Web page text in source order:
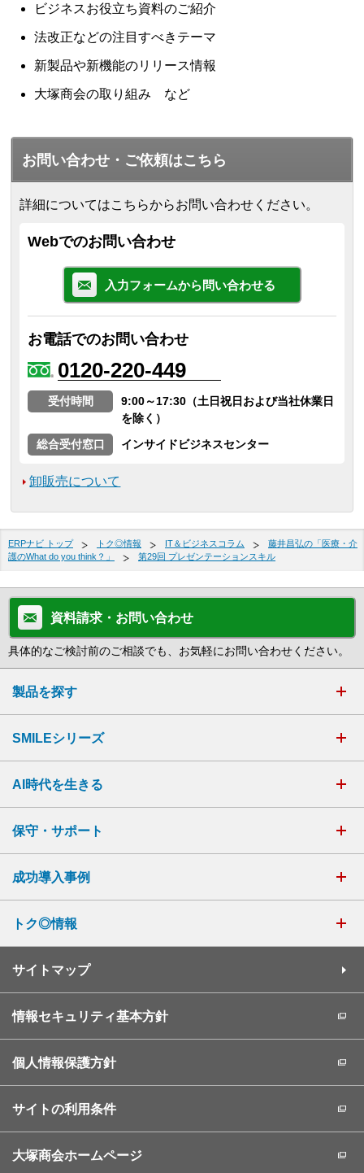
ビジネスお役立ち資料のご紹介
法改正などの注目すべきテーマ
新製品や新機能のリリース情報
大塚商会の取り組み など
お問い合わせ・ご依頼はこちら
詳細についてはこちらからお問い合わせください。
Webでのお問い合わせ
入力フォームから問い合わせる
お電話でのお問い合わせ
0120-220-449
受付時間
9:00～17:30（土日祝日および当社休業日
を除く）
総合受付窓口
インサイドビジネスセンター
卸販売について
ERPナビ トップ トク◎情報 IT＆ビジネスコラム
藤井昌弘の「医療・介
護のWhat do you think？」
第29回 プレゼンテーションスキル
資料請求・お問い合わせ
具体的なご検討前のご相談でも、お気軽にお問い合わせください。
製品を探す
SMILEシリーズ
AI時代を生きる
保守・サポート
成功導入事例
トク◎情報
サイトマップ
情報セキュリティ基本方針
個人情報保護方針
サイトの利用条件
大塚商会ホームページ